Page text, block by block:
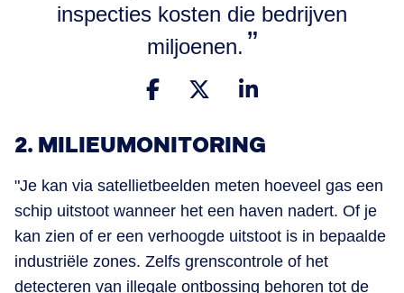
inspecties kosten die bedrijven
miljoenen.
2. MILIEUMONITORING
"Je kan via satellietbeelden meten hoeveel gas een
schip uitstoot wanneer het een haven nadert. Of je
kan zien of er een verhoogde uitstoot is in bepaalde
industriële zones. Zelfs grenscontrole of het
detecteren van illegale ontbossing behoren tot de